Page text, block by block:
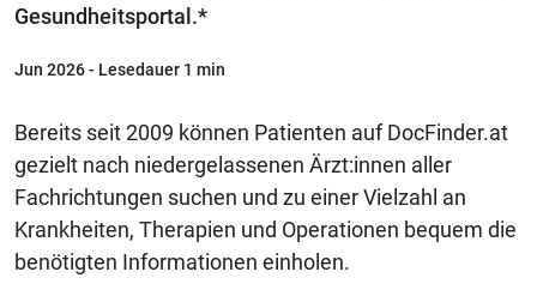
Gesundheitsportal.*
Jun 2026- Lesedauer 1 min
Bereits seit 2009 können Patienten auf DocFinder.at
gezielt nach niedergelassenen Ärzt:innen aller
Fachrichtungen suchen und zu einer Vielzahl an
Krankheiten, Therapien und Operationen bequem die
benötigten Informationen einholen.